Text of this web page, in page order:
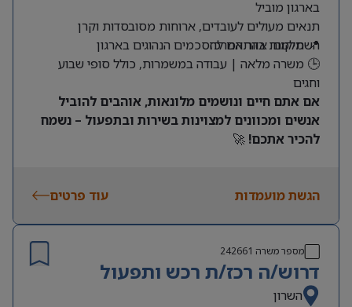
בארגון מוביל
תנאים מעולים לעובדים, ארוחות מסובסדות וקרן
השתלמות בהתאם להסכמים הנהוגים בארגון
📍 מיקום: אזור המרכז
🕒 משרה מלאה | עבודה במשמרות, כולל סופי שבוע
וחגים
אם אתם חיים ונושמים מלונאות, אוהבים להוביל
אנשים ומכוונים למצוינות בשירות ובתפעול – נשמח
להכיר אתכם! 🚀
הגשת מועמדות עוד פרטים
מספר משרה 242661
דרוש/ה רכז/ת רכש ותפעול
השרון